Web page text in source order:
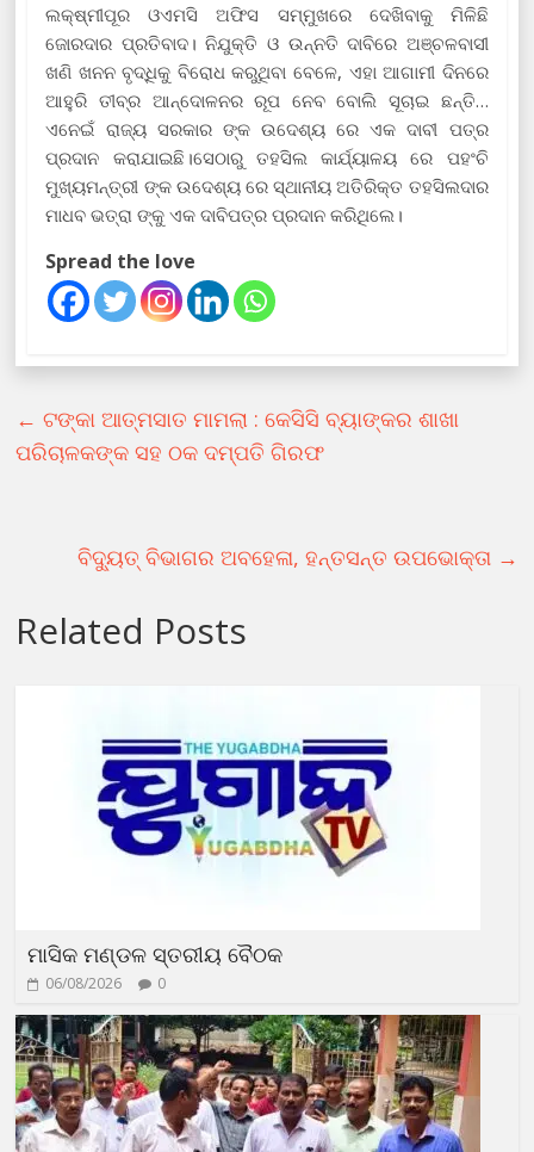
ଲକ୍ଷ୍ମୀପୂର ଓଏମସି ଅଫିସ ସମ୍ମୁଖରେ ଦେଖିବାକୁ ମିଳିଛି
ଜୋରଦାର ପ୍ରତିବାଦ। ନିଯୁକ୍ତି ଓ ଉନ୍ନତି ଦାବିରେ ଅଞ୍ଚଳବାସୀ
ଖଣି ଖନନ ବୃଦ୍ଧିକୁ ବିରୋଧ କରୁଥିବା ବେଳେ, ଏହା ଆଗାମୀ ଦିନରେ
ଆହୁରି ତୀବ୍ର ଆନ୍ଦୋଳନର ରୂପ ନେବ ବୋଲି ସୂଚାଇ ଛନ୍ତି…
ଏନେଇଁ ରାଜ୍ୟ ସରକାର ଙ୍କ ଉଦେଶ୍ୟ ରେ ଏକ ଦାବୀ ପତ୍ର
ପ୍ରଦାନ କରାଯାଇଛି।ସେଠାରୁ ତହସିଲ କାର୍ଯ୍ୟାଳୟ ରେ ପହଂଚି
ମୁଖ୍ୟମନ୍ତ୍ରୀ ଙ୍କ ଉଦେଶ୍ୟ ରେ ସ୍ଥାନୀୟ ଅତିରିକ୍ତ ତହସିଲଦାର
ମାଧବ ଭତ୍ରା ଙ୍କୁ ଏକ ଦାବିପତ୍ର ପ୍ରଦାନ କରିଥିଲେ।
Spread the love
← ଟଙ୍କା ଆତ୍ମସାତ ମାମଲା : କେସିସି ବ୍ୟାଙ୍କର ଶାଖା
ପରିଚାଳକଙ୍କ ସହ ଠକ ଦମ୍ପତି ଗିରଫ
ବିଦ୍ୟୁତ୍ ବିଭାଗର ଅବହେଳା, ହନ୍ତସନ୍ତ ଉପଭୋକ୍ତା →
Related Posts
ମାସିକ ମଣ୍ଡଳ ସ୍ତରୀୟ ବୈଠକ
06/08/2026 0